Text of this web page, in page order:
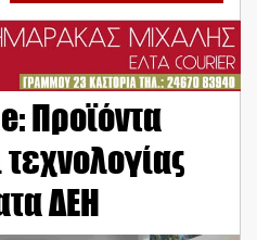
Προϊόντα
ΔΕΗ